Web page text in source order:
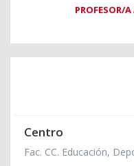
PROFESOR/
Centro
Fac. CC. Educación,